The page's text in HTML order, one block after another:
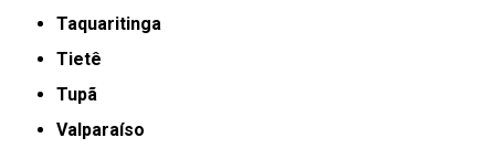
Taquaritinga
Tietê
Tupã
Valparaíso